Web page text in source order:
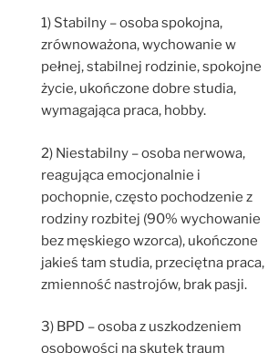
1) Stabilny – osoba spokojna,
zrównoważona, wychowanie w
pełnej, stabilnej rodzinie, spokojne
życie, ukończone dobre studia,
wymagająca praca, hobby.
2) Niestabilny – osoba nerwowa,
reagująca emocjonalnie i
pochopnie, często pochodzenie z
rodziny rozbitej (90% wychowanie
bez męskiego wzorca), ukończone
jakieś tam studia, przeciętna praca,
zmienność nastrojów, brak pasji.
3) BPD – osoba z uszkodzeniem
osobowości na skutek traum